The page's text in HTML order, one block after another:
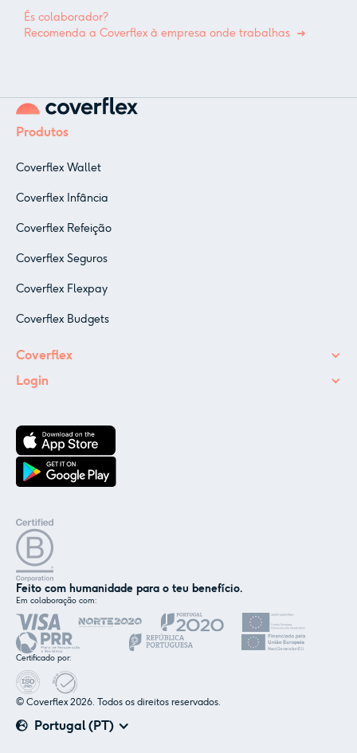
És colaborador?
Recomenda a Coverflex à empresa onde trabalhas
Produtos
Coverflex Wallet
Coverflex Infância
Coverflex Refeição
Coverflex Seguros
Coverflex Flexpay
Coverflex Budgets
Coverflex
Login
Feito com humanidade para o teu benefício.
Em colaboração com:
Certificado por:
Portugal (PT)
© Coverflex 2026. Todos os direitos reservados.
Nós e os nossos parceiros usamos cookies ou
tecnologias semelhantes, conforme
mencionado na
Aceitar